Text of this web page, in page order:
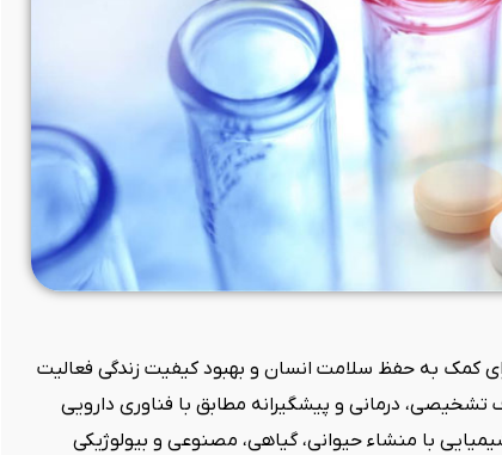
به حفظ سلامت انسان و بهبود کیفیت زندگی فعالیت
درمانی و پیشگیرانه مطابق با فناوری دارویی
با منشاء حیوانی، گیاهی، مصنوعی و بیولوژیکی